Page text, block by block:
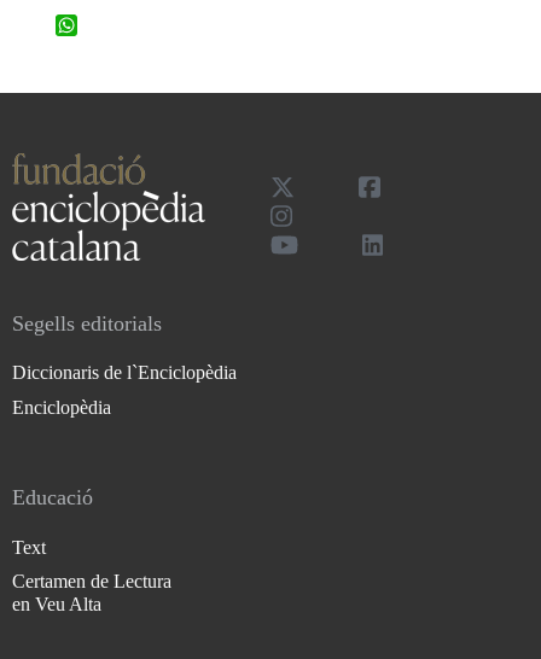
Segells editorials
Diccionaris de l`Enciclopèdia
Enciclopèdia
Educació
Text
Certamen de Lectura
en Veu Alta